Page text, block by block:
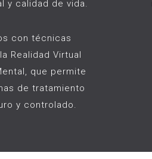
y calidad de vida.
con técnicas
Realidad Virtual
que permite
de tratamiento
y controlado.